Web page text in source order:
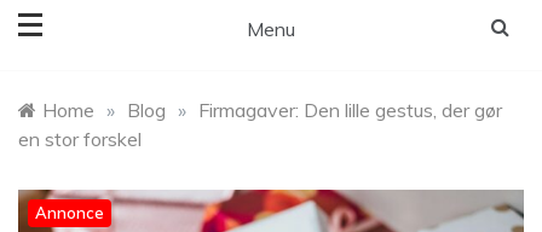
Menu
Home » Blog » Firmagaver: Den lille gestus, der gør
en stor forskel
Annonce